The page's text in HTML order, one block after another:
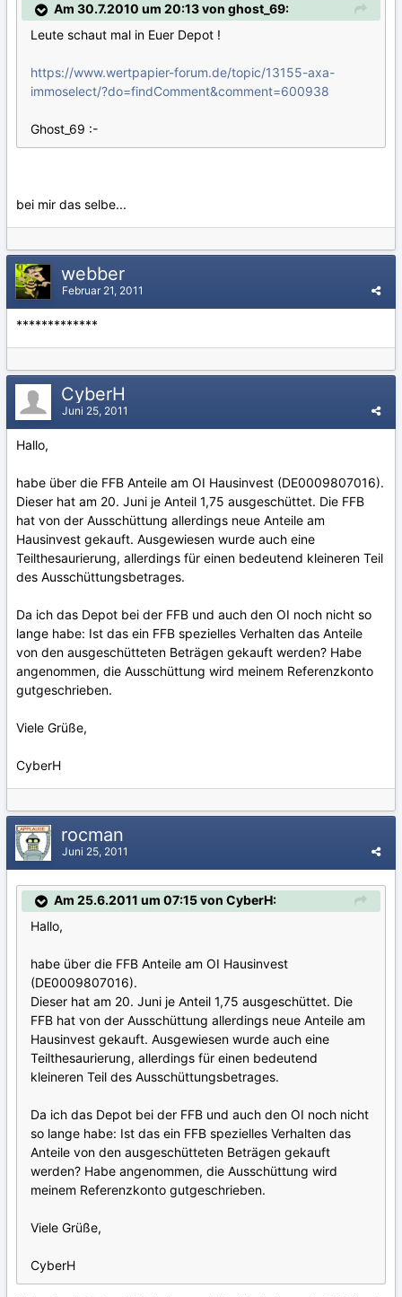
Am 30.7.2010 um 20:13 von ghost_69:
Leute schaut mal in Euer Depot !
https://www.wertpapier-forum.de/topic/13155-axa-
immoselect/?do=findComment&comment=600938
Ghost_69 :-
bei mir das selbe...
webber
Februar 21, 2011
*************
CyberH
Juni 25, 2011
Hallo,
habe über die FFB Anteile am OI Hausinvest (DE0009807016).
Dieser hat am 20. Juni je Anteil 1,75 ausgeschüttet. Die FFB
hat von der Ausschüttung allerdings neue Anteile am
Hausinvest gekauft. Ausgewiesen wurde auch eine
Teilthesaurierung, allerdings für einen bedeutend kleineren Teil
des Ausschüttungsbetrages.
Da ich das Depot bei der FFB und auch den OI noch nicht so
lange habe: Ist das ein FFB spezielles Verhalten das Anteile
von den ausgeschütteten Beträgen gekauft werden? Habe
angenommen, die Ausschüttung wird meinem Referenzkonto
gutgeschrieben.
Viele Grüße,
CyberH
rocman
Juni 25, 2011
Am 25.6.2011 um 07:15 von CyberH:
Hallo,
habe über die FFB Anteile am OI Hausinvest
(DE0009807016).
Dieser hat am 20. Juni je Anteil 1,75 ausgeschüttet. Die
FFB hat von der Ausschüttung allerdings neue Anteile am
Hausinvest gekauft. Ausgewiesen wurde auch eine
Teilthesaurierung, allerdings für einen bedeutend
kleineren Teil des Ausschüttungsbetrages.
Da ich das Depot bei der FFB und auch den OI noch nicht
so lange habe: Ist das ein FFB spezielles Verhalten das
Anteile von den ausgeschütteten Beträgen gekauft
werden? Habe angenommen, die Ausschüttung wird
meinem Referenzkonto gutgeschrieben.
Viele Grüße,
CyberH